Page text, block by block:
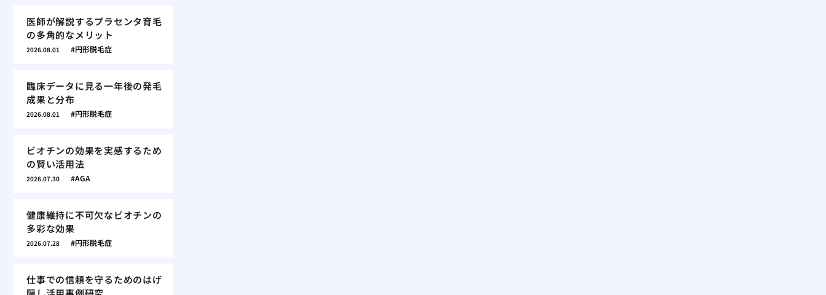
医師が解説するプラセンタ育毛
の多角的なメリット
2026.08.01 円形脱毛症
臨床データに見る一年後の発毛
成果と分布
2026.08.01 円形脱毛症
ビオチンの効果を実感するため
の賢い活用法
2026.07.30 AGA
健康維持に不可欠なビオチンの
多彩な効果
2026.07.28 円形脱毛症
仕事での信頼を守るためのはげ